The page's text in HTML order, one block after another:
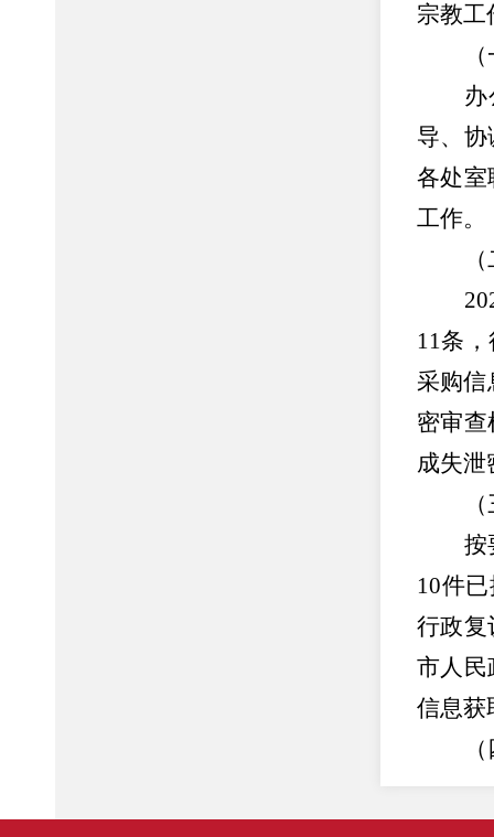
宗教工
导、
各处室
工作。
11条
采购信
密审
成失泄
按
10件
行政复
市人民
信息获